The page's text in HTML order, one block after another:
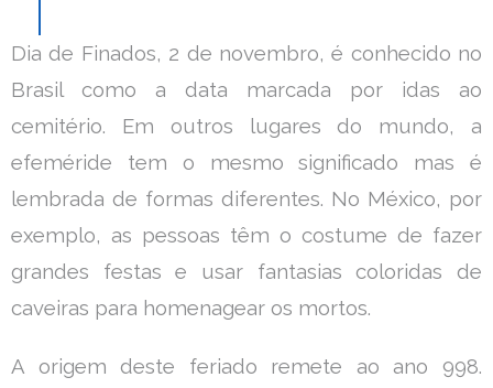
Dia de Finados, 2 de novembro, é conhecido no
Brasil como a data marcada por idas ao
cemitério. Em outros lugares do mundo, a
efeméride tem o mesmo significado mas é
lembrada de formas diferentes. No México, por
exemplo, as pessoas têm o costume de fazer
grandes festas e usar fantasias coloridas de
caveiras para homenagear os mortos.
A origem deste feriado remete ao ano 998.